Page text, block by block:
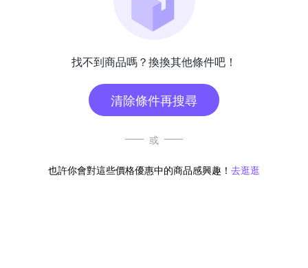
找不到商品嗎？換換其他條件吧！
清除條件再搜尋
或
也許你會對這些價格優惠中的商品感興趣！ 去逛逛